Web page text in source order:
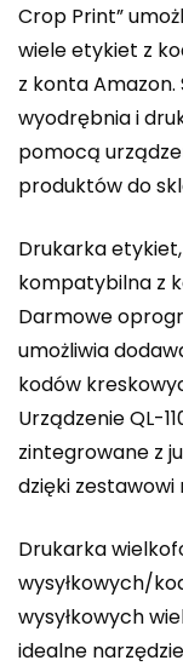
Crop Print”
wiele etykiet z
z konta
wyodrębnia i
pomocą
produktów do
Drukarka etykiet,
kompatybilna z
Darmowe
umożliwia
kodów
Urządzenie QL-
zintegrowane z
dzięki
Drukarka
wysyłkowych/
wysyłkowych
idealne